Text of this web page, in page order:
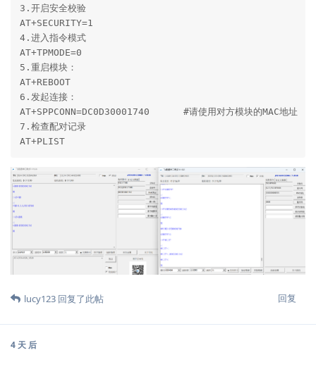
3.开启安全校验
AT+SECURITY=1
4.进入指令模式
AT+TPMODE=0
5.重启模块：
AT+REBOOT
6.发起连接：
AT+SPPCONN=DC0D30001740      #请使用对方模块的MAC地址
7.检查配对记录
AT+PLIST
回复
lucy123 回复了此帖
4 天 后